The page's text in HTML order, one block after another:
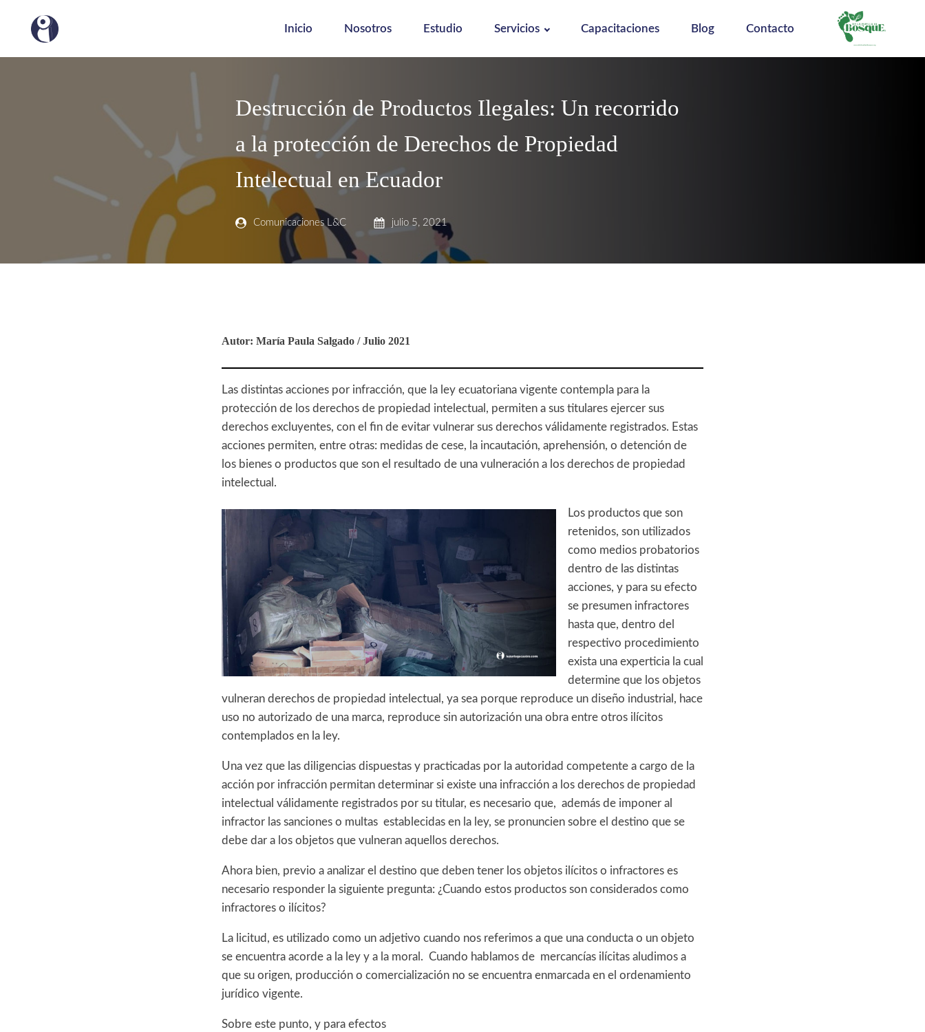
Inicio Nosotros Estudio Servicios Capacitaciones Blog Contacto
Destrucción de Productos Ilegales: Un recorrido
a la protección de Derechos de Propiedad
Intelectual en Ecuador
Comunicaciones L&C julio 5, 2021
Autor: María Paula Salgado / Julio 2021
Las distintas acciones por infracción, que la ley ecuatoriana vigente contempla para la
protección de los derechos de propiedad intelectual, permiten a sus titulares ejercer sus
derechos excluyentes, con el fin de evitar vulnerar sus derechos válidamente registrados. Estas
acciones permiten, entre otras: medidas de cese, la incautación, aprehensión, o detención de
los bienes o productos que son el resultado de una vulneración a los derechos de propiedad
intelectual.
Los productos que son
retenidos, son utilizados
como medios probatorios
dentro de las distintas
acciones, y para su efecto
se presumen infractores
hasta que, dentro del
respectivo procedimiento
exista una experticia la cual
determine que los objetos
vulneran derechos de propiedad intelectual, ya sea porque reproduce un diseño industrial, hace
uso no autorizado de una marca, reproduce sin autorización una obra entre otros ilícitos
contemplados en la ley.
Una vez que las diligencias dispuestas y practicadas por la autoridad competente a cargo de la
acción por infracción permitan determinar si existe una infracción a los derechos de propiedad
intelectual válidamente registrados por su titular, es necesario que, además de imponer al
infractor las sanciones o multas establecidas en la ley, se pronuncien sobre el destino que se
debe dar a los objetos que vulneran aquellos derechos.
Ahora bien, previo a analizar el destino que deben tener los objetos ilícitos o infractores es
necesario responder la siguiente pregunta: ¿Cuando estos productos son considerados como
infractores o ilícitos?
La licitud, es utilizado como un adjetivo cuando nos referimos a que una conducta o un objeto
se encuentra acorde a la ley y a la moral. Cuando hablamos de mercancías ilícitas aludimos a
que su origen, producción o comercialización no se encuentra enmarcada en el ordenamiento
jurídico vigente.
Sobre este punto, y para efectos